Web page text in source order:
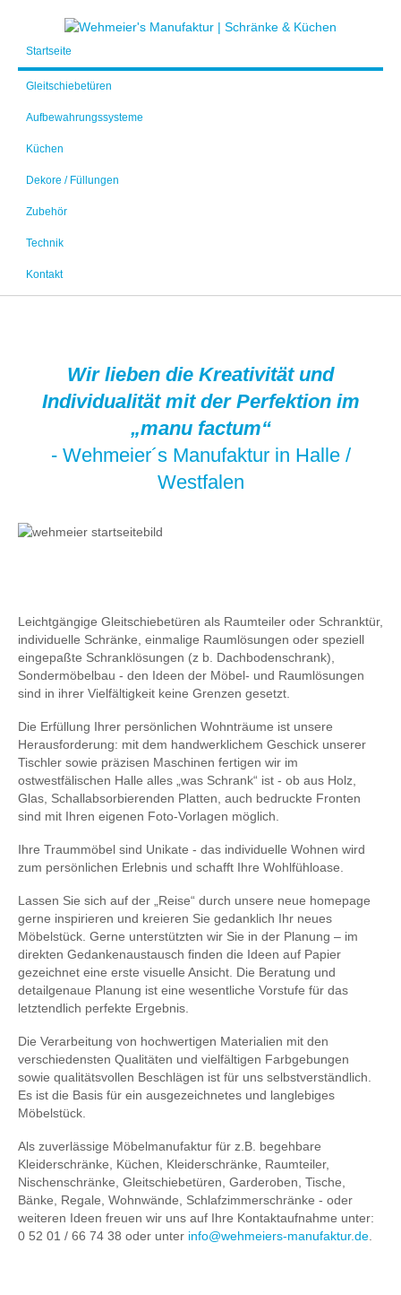
Startseite
Gleitschiebetüren
Aufbewahrungssysteme
Küchen
Dekore / Füllungen
Zubehör
Technik
Kontakt
Wir lieben die Kreativität und
Individualität mit der Perfektion im
„manu factum“
- Wehmeier´s Manufaktur in Halle /
Westfalen
Leichtgängige Gleitschiebetüren als Raumteiler oder Schranktür,
individuelle Schränke, einmalige Raumlösungen oder speziell
eingepaßte Schranklösungen (z b. Dachbodenschrank),
Sondermöbelbau - den Ideen der Möbel- und Raumlösungen
sind in ihrer Vielfältigkeit keine Grenzen gesetzt.
Die Erfüllung Ihrer persönlichen Wohnträume ist unsere
Herausforderung: mit dem handwerklichem Geschick unserer
Tischler sowie präzisen Maschinen fertigen wir im
ostwestfälischen Halle alles „was Schrank“ ist - ob aus Holz,
Glas, Schallabsorbierenden Platten, auch bedruckte Fronten
sind mit Ihren eigenen Foto-Vorlagen möglich.
Ihre Traummöbel sind Unikate - das individuelle Wohnen wird
zum persönlichen Erlebnis und schafft Ihre Wohlfühloase.
Lassen Sie sich auf der „Reise“ durch unsere neue homepage
gerne inspirieren und kreieren Sie gedanklich Ihr neues
Möbelstück. Gerne unterstützten wir Sie in der Planung – im
direkten Gedankenaustausch finden die Ideen auf Papier
gezeichnet eine erste visuelle Ansicht. Die Beratung und
detailgenaue Planung ist eine wesentliche Vorstufe für das
letztendlich perfekte Ergebnis.
Die Verarbeitung von hochwertigen Materialien mit den
verschiedensten Qualitäten und vielfältigen Farbgebungen
sowie qualitätsvollen Beschlägen ist für uns selbstverständlich.
Es ist die Basis für ein ausgezeichnetes und langlebiges
Möbelstück.
Als zuverlässige Möbelmanufaktur für z.B. begehbare
Kleiderschränke, Küchen, Kleiderschränke, Raumteiler,
Nischenschränke, Gleitschiebetüren, Garderoben, Tische,
Bänke, Regale, Wohnwände, Schlafzimmerschränke - oder
weiteren Ideen freuen wir uns auf Ihre Kontaktaufnahme unter:
0 52 01 / 66 74 38 oder unter info@wehmeiers-manufaktur.de.